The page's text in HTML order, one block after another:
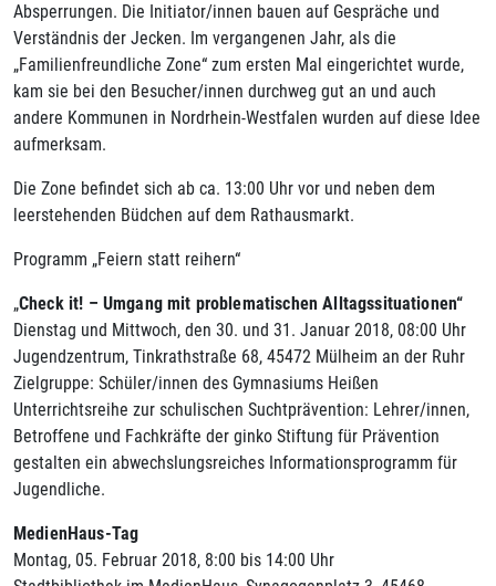
Absperrungen. Die Initiator/innen bauen auf Gespräche und
Verständnis der Jecken. Im vergangenen Jahr, als die
„Familienfreundliche Zone“ zum ersten Mal eingerichtet wurde,
kam sie bei den Besucher/innen durchweg gut an und auch
andere Kommunen in Nordrhein-Westfalen wurden auf diese Idee
aufmerksam.
Die Zone befindet sich ab ca. 13:00 Uhr vor und neben dem
leerstehenden Büdchen auf dem Rathausmarkt.
Programm „Feiern statt reihern“
„Check it! – Umgang mit problematischen Alltagssituationen“
Dienstag und Mittwoch, den 30. und 31. Januar 2018, 08:00 Uhr
Jugendzentrum, Tinkrathstraße 68, 45472 Mülheim an der Ruhr
Zielgruppe: Schüler/innen des Gymnasiums Heißen
Unterrichtsreihe zur schulischen Suchtprävention: Lehrer/innen,
Betroffene und Fachkräfte der ginko Stiftung für Prävention
gestalten ein abwechslungsreiches Informationsprogramm für
Jugendliche.
MedienHaus-Tag
Montag, 05. Februar 2018, 8:00 bis 14:00 Uhr